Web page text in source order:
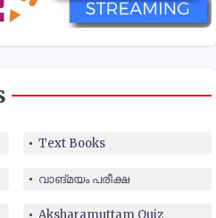
Text Books
വാങ്മയം പരീക്ഷ